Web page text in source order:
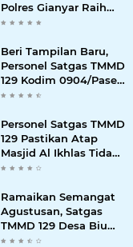
Polres Gianyar Raih
Penghargaan
Beri Tampilan Baru,
Personel Satgas TMMD
129 Kodim 0904/Paser
Cat Atap Rumah
Personel Satgas TMMD
129 Pastikan Atap
Masjid Al Ikhlas Tidak
Bocor Lagi
Ramaikan Semangat
Agustusan, Satgas
TMMD 129 Desa Biu
Hiasi Jalanan Desa